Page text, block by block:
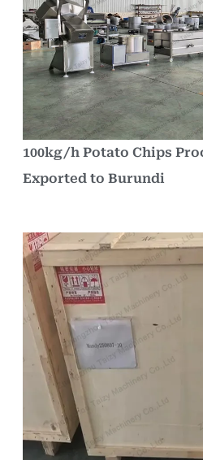
100kg/h Potato Chips
Exported to Burundi